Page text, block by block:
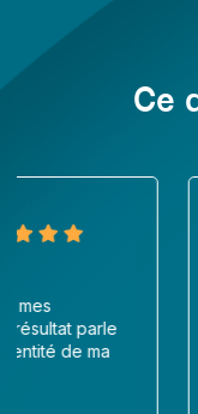
Ce
il y
J'ai fait appel à
affiche en
suis vraiment ravi